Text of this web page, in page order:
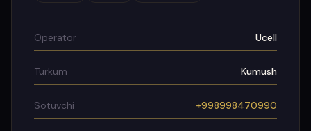
Operator Ucell
Turkum Kumush
Sotuvchi +998998470990